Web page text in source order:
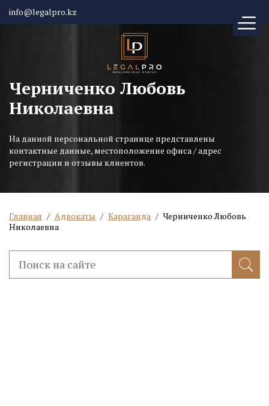
info@legalpro.kz
Черниченко Любовь
Николаевна
На данной персональной странице представлены
контактные данные, местоположение офиса / адрес
регистрации и отзывы клиентов.
Главная / Адвокаты / Караганда / Черниченко Любовь
Николаевна